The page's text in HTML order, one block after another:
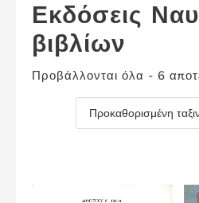
Εκδόσεις
βιβλίων
Προβάλλονται όλα - 6